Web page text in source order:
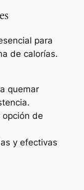
para
de calorías.
quemar
opción de
y efectivas